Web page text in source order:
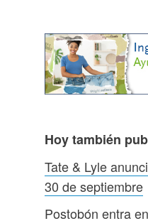
Hoy también
Tate & Lyle
30 de septiembre
Postobón entra